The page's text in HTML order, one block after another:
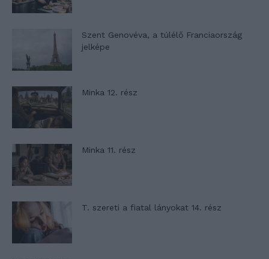
Szent Genovéva, a túlélő Franciaország
jelképe
Minka 12. rész
Minka 11. rész
T. szereti a fiatal lányokat 14. rész